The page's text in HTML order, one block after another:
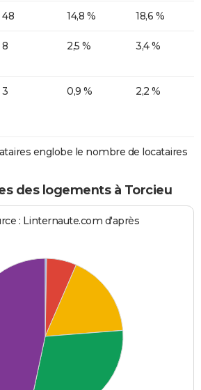
48 14,8 % 18,6 %
8 2,5 % 3,4 %
3 0,9 % 2,2 %
englobe le nombre de locataires
des logements à Torcieu
: Linternaute.com d'après